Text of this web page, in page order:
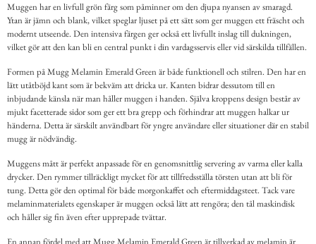
Muggen har en livfull grön färg som påminner om den djupa nyansen av smaragd.
Ytan är jämn och blank, vilket speglar ljuset på ett sätt som ger muggen ett fräscht och
modernt utseende. Den intensiva färgen ger också ett livfullt inslag till dukningen,
vilket gör att den kan bli en central punkt i din vardagsservis eller vid särskilda tillfällen.
Formen på Mugg Melamin Emerald Green är både funktionell och stilren. Den har en
lätt utåtböjd kant som är bekväm att dricka ur. Kanten bidrar dessutom till en
inbjudande känsla när man håller muggen i handen. Själva kroppens design består av
mjukt facetterade sidor som ger ett bra grepp och förhindrar att muggen halkar ur
händerna. Detta är särskilt användbart för yngre användare eller situationer där en stabil
mugg är nödvändig.
Muggens mått är perfekt anpassade för en genomsnittlig servering av varma eller kalla
drycker. Den rymmer tillräckligt mycket för att tillfredsställa törsten utan att bli för
tung. Detta gör den optimal för både morgonkaffet och eftermiddagsteet. Tack vare
melaminmaterialets egenskaper är muggen också lätt att rengöra; den tål maskindisk
och håller sig fin även efter upprepade tvättar.